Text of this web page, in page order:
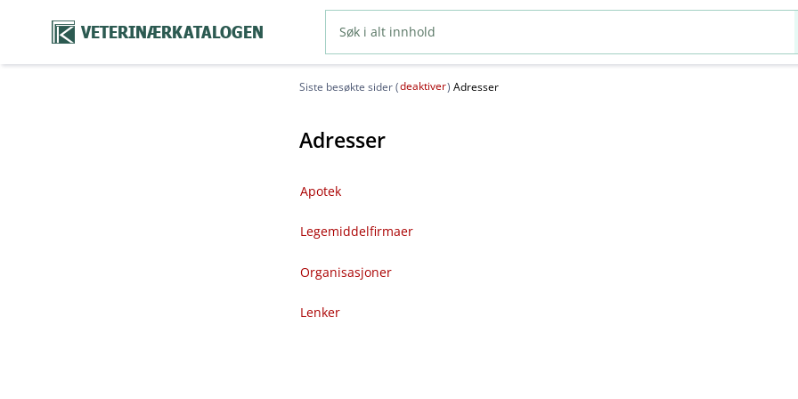
VETERINÆRKATALOGEN
Siste besøkte sider (deaktiver) Adresser
Adresser
Apotek
Legemiddelfirmaer
Organisasjoner
Lenker